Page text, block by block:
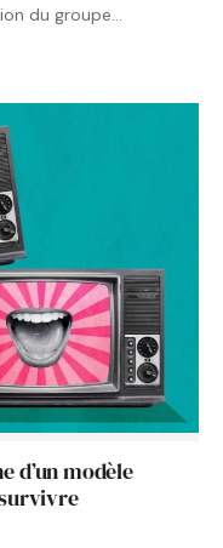
du groupe…
d’un modèle